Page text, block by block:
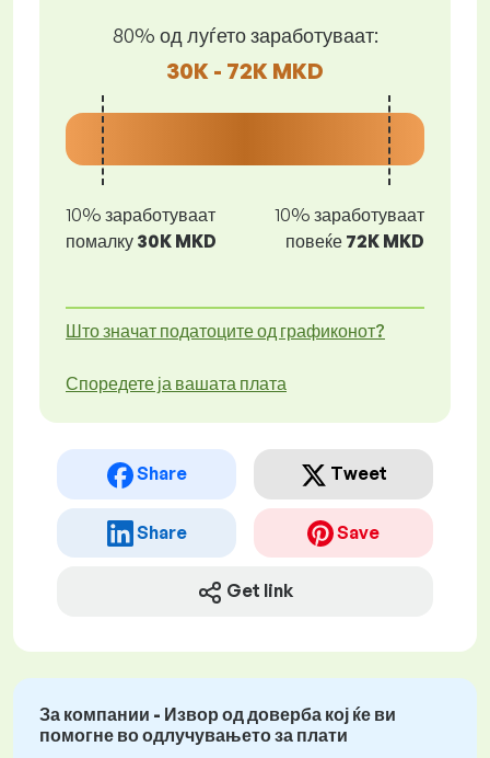
80% од луѓето заработуваат:
30K - 72K MKD
10% заработуваат
помалку 30K MKD
10% заработуваат
повеќе 72K MKD
Што значат податоците од графиконот?
Споредете ја вашата плата
Share Tweet
Share Save
Get link
За компании - Извор од доверба кој ќе ви
помогне во одлучувањето за плати